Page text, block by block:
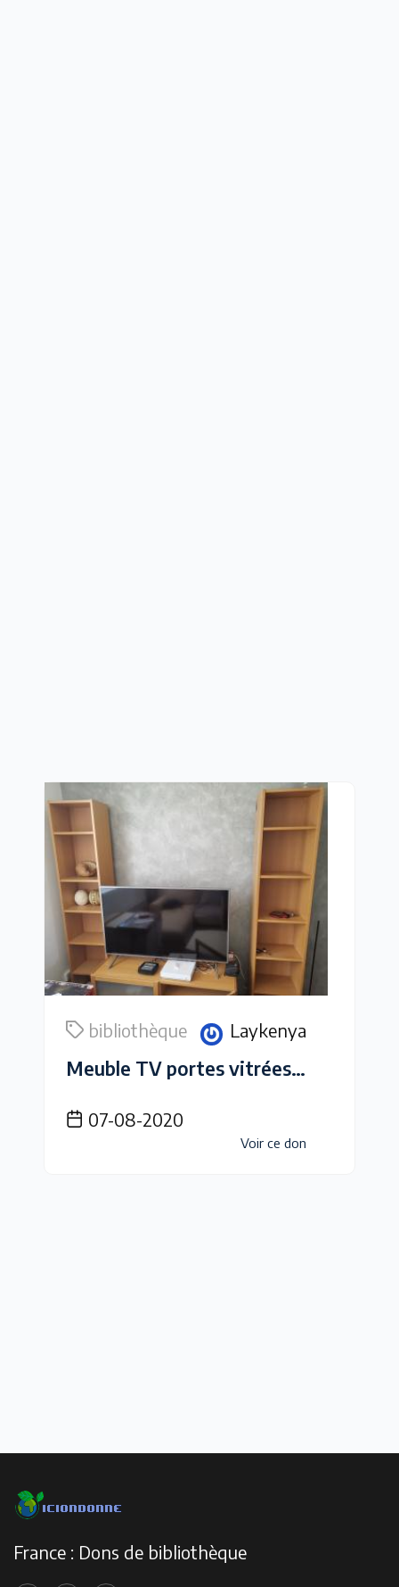
bibliothèque Laykenya
Meuble TV portes vitrées et ses 2 colonnes bibliothèque 5 étagères.
07-08-2020
Voir ce don
France : Dons de bibliothèque